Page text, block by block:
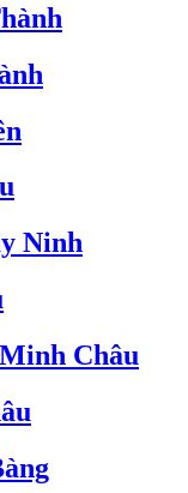
Ninh
Châu